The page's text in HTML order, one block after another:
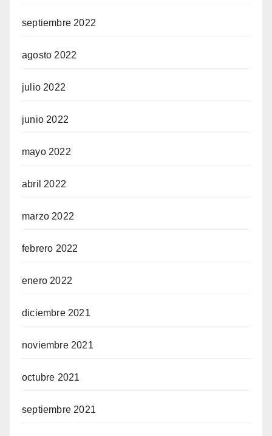
septiembre 2022
agosto 2022
julio 2022
junio 2022
mayo 2022
abril 2022
marzo 2022
febrero 2022
enero 2022
diciembre 2021
noviembre 2021
octubre 2021
septiembre 2021